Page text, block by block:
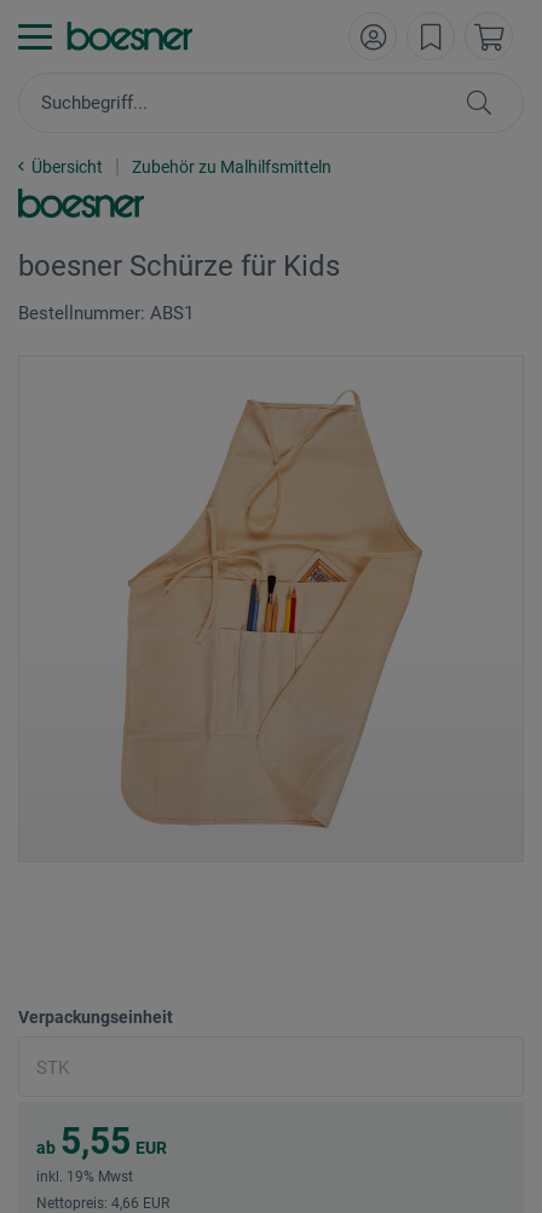
Übersicht Zubehör zu Malhilfsmitteln
boesner Schürze für Kids
Bestellnummer: ABS1
Verpackungseinheit
ab 5,55 EUR
inkl. 19% Mwst
Nettopreis: 4,66 EUR